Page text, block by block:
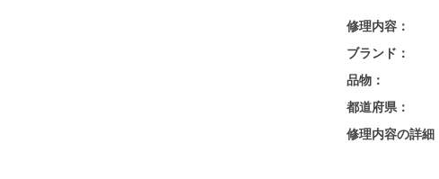
修理内容：
ブランド：
品物：
都道府県：
修理内容の詳細